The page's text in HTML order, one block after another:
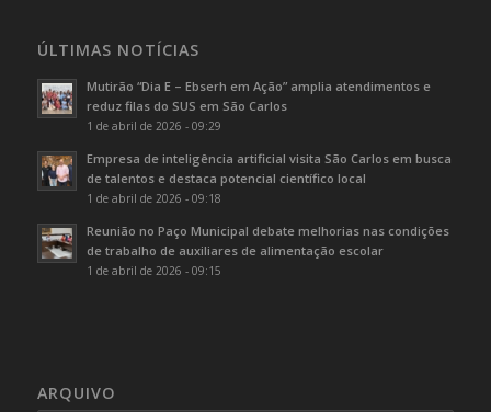
ÚLTIMAS NOTÍCIAS
Mutirão “Dia E – Ebserh em Ação” amplia atendimentos e
reduz filas do SUS em São Carlos
1 de abril de 2026 - 09:29
Empresa de inteligência artificial visita São Carlos em busca
de talentos e destaca potencial científico local
1 de abril de 2026 - 09:18
Reunião no Paço Municipal debate melhorias nas condições
de trabalho de auxiliares de alimentação escolar
1 de abril de 2026 - 09:15
ARQUIVO